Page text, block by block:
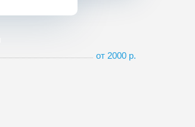
от 2000 р.